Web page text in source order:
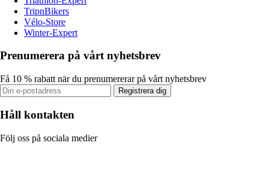
TripnBikers
Vélo-Store
Winter-Expert
Prenumerera på vårt nyhetsbrev
Få 10 % rabatt när du prenumererar på vårt nyhetsbrev
Registrera dig
Håll kontakten
Följ oss på sociala medier